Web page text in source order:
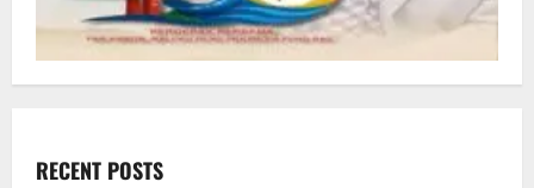
RECENT POSTS